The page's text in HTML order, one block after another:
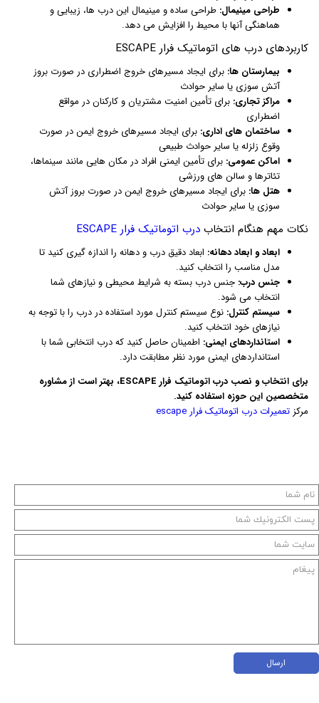
طراحی مینیمال: طراحی ساده و مینیمال این درب ها، زیبایی و
هماهنگی آنها با محیط را افزایش می دهد.
کاربردهای درب های اتوماتیک فرار ESCAPE
بیمارستان ها: برای ایجاد مسیرهای خروج اضطراری در صورت بروز
آتش سوزی یا سایر حوادث
مراکز تجاری: برای تأمین امنیت مشتریان و کارکنان در مواقع
اضطراری
ساختمان های اداری: برای ایجاد مسیرهای خروج ایمن در صورت
وقوع زلزله یا سایر حوادث طبیعی
اماکن عمومی: برای تأمین ایمنی افراد در مکان هایی مانند سینماها،
تئاترها و سالن های ورزشی
هتل ها: برای ایجاد مسیرهای خروج ایمن در صورت بروز آتش
سوزی یا سایر حوادث
نکات مهم هنگام انتخاب درب اتوماتیک فرار ESCAPE
ابعاد و ابعاد دهانه: ابعاد دقیق درب و دهانه را اندازه گیری کنید تا
مدل مناسب را انتخاب کنید.
جنس درب: جنس درب بسته به شرایط محیطی و نیازهای شما
انتخاب می شود.
سیستم کنترل: نوع سیستم کنترل مورد استفاده در درب را با توجه به
نیازهای خود انتخاب کنید.
استانداردهای ایمنی: اطمینان حاصل کنید که درب انتخابی شما با
استانداردهای ایمنی مورد نظر مطابقت دارد.
برای انتخاب و نصب درب اتوماتیک فرار ESCAPE، بهتر است از مشاوره
متخصصین این حوزه استفاده کنید.
مرکزتعمیرات درب اتوماتیک فرار escape
ارسال